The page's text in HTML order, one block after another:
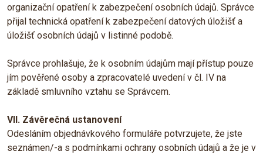
organizační opatření k zabezpečení osobních údajů. Správce
přijal technická opatření k zabezpečení datových úložišť a
úložišť osobních údajů v listinné podobě.
Správce prohlašuje, že k osobním údajům mají přístup pouze
jím pověřené osoby a zpracovatelé uvedení v čl. IV na
základě smluvního vztahu se Správcem.
VII. Závěrečná ustanovení
Odesláním objednávkového formuláře potvrzujete, že jste
seznámen/-a s podmínkami ochrany osobních údajů a že je v